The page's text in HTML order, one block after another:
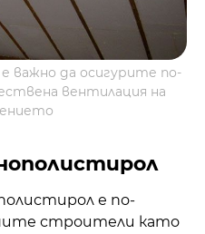
важно да осигурите по-
вентилация на
е по-
строители като